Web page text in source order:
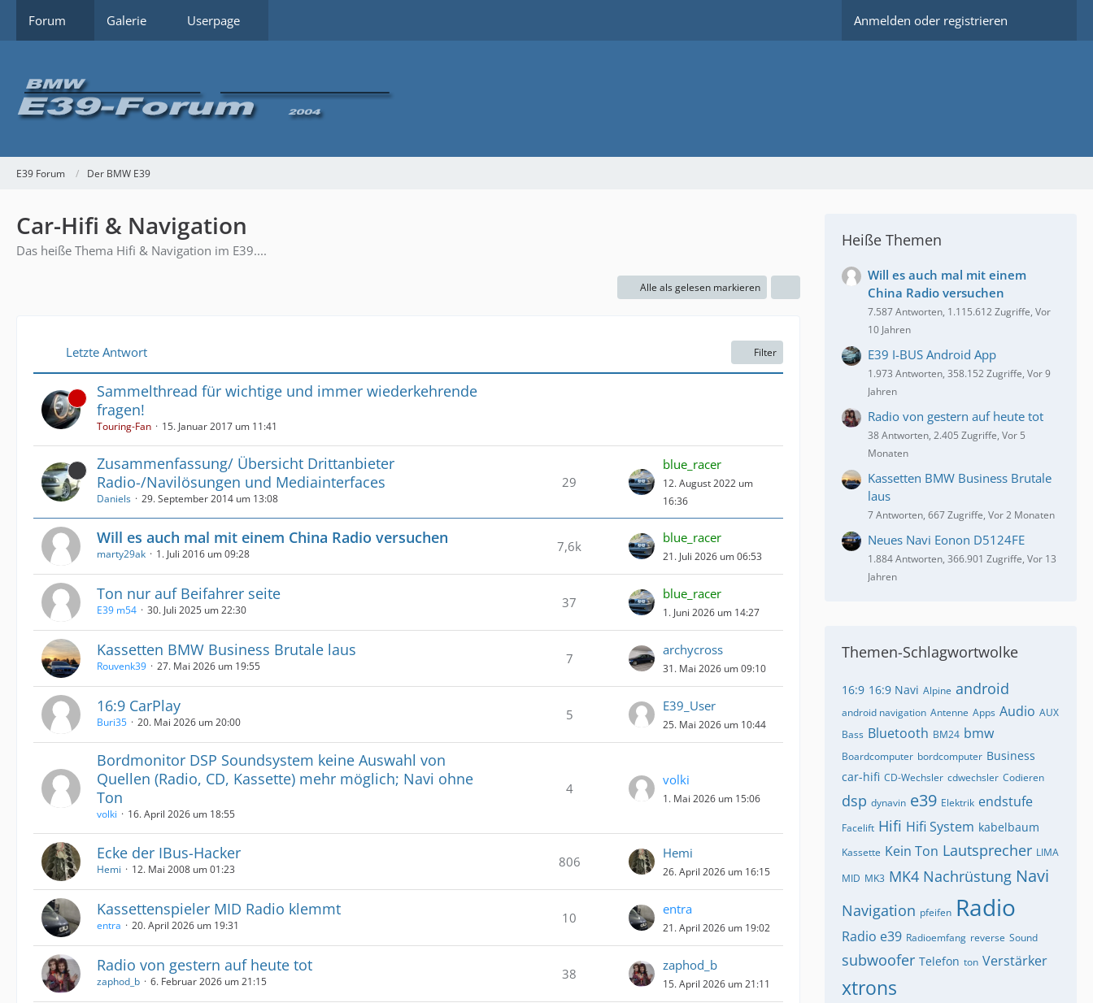
Forum Galerie Userpage Anmelden oder registrieren
E39 Forum Der BMW E39
Car-Hifi & Navigation
Das heiße Thema Hifi & Navigation im E39....
Alle als gelesen markieren
Letzte Antwort Filter
Sammelthread für wichtige und immer wiederkehrende
fragen!
Touring-Fan 15. Januar 2017 um 11:41
Zusammenfassung/ Übersicht Drittanbieter
Radio-/Navilösungen und Mediainterfaces
Daniels 29. September 2014 um 13:08
29
blue_racer
12. August 2022 um
16:36
Will es auch mal mit einem China Radio versuchen
marty29ak 1. Juli 2016 um 09:28 7,6k
blue_racer
21. Juli 2026 um 06:53
Ton nur auf Beifahrer seite
E39 m54 30. Juli 2025 um 22:30 37
blue_racer
1. Juni 2026 um 14:27
Kassetten BMW Business Brutale laus
Rouvenk39 27. Mai 2026 um 19:55 7
archycross
31. Mai 2026 um 09:10
16:9 CarPlay
Buri35 20. Mai 2026 um 20:00 5
E39_User
25. Mai 2026 um 10:44
Bordmonitor DSP Soundsystem keine Auswahl von
Quellen (Radio, CD, Kassette) mehr möglich; Navi ohne
Ton
volki 16. April 2026 um 18:55
4
volki
1. Mai 2026 um 15:06
Ecke der IBus-Hacker
Hemi 12. Mai 2008 um 01:23 806
Hemi
26. April 2026 um 16:15
Kassettenspieler MID Radio klemmt
entra 20. April 2026 um 19:31 10
entra
21. April 2026 um 19:02
Radio von gestern auf heute tot
zaphod_b 6. Februar 2026 um 21:15 38
zaphod_b
15. April 2026 um 21:11
Heiße Themen
Will es auch mal mit einem
China Radio versuchen
7.587 Antworten, 1.115.612 Zugriffe, Vor
10 Jahren
E39 I-BUS Android App
1.973 Antworten, 358.152 Zugriffe, Vor 9
Jahren
Radio von gestern auf heute tot
38 Antworten, 2.405 Zugriffe, Vor 5
Monaten
Kassetten BMW Business Brutale
laus
7 Antworten, 667 Zugriffe, Vor 2 Monaten
Neues Navi Eonon D5124FE
1.884 Antworten, 366.901 Zugriffe, Vor 13
Jahren
Themen-Schlagwortwolke
16:9 16:9 Navi Alpine android
android navigation Antenne Apps Audio AUX
Bass Bluetooth BM24 bmw
Boardcomputer bordcomputer Business
car-hifi CD-Wechsler cdwechsler Codieren
dsp dynavin e39 Elektrik endstufe
Facelift Hifi Hifi System kabelbaum
Kassette Kein Ton Lautsprecher LIMA
MID MK3 MK4 Nachrüstung Navi
Navigation pfeifen Radio
Radio e39 Radioemfang reverse Sound
subwoofer Telefon ton Verstärker
xtrons